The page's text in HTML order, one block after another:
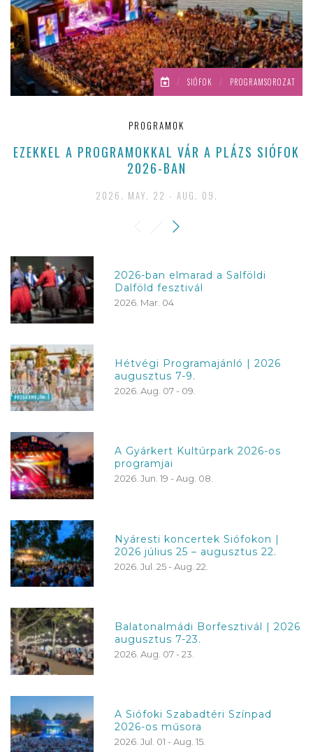
/ SIÓFOK / PROGRAMSOROZAT
PROGRAMOK
EZEKKEL A PROGRAMOKKAL VÁR A PLÁZS SIÓFOK
2026-BAN
2026. MAY. 22 - AUG. 09.
2026-ban elmarad a Salföldi
Dalföld fesztivál
2026. Mar. 04
Hétvégi Programajánló | 2026
augusztus 7-9.
2026. Aug. 07 - 09.
A Gyárkert Kultúrpark 2026-os
programjai
2026. Jun. 19 - Aug. 08.
Nyáresti koncertek Siófokon |
2026 július 25 – augusztus 22.
2026. Jul. 25 - Aug. 22.
Balatonalmádi Borfesztivál | 2026
augusztus 7-23.
2026. Aug. 07 - 23.
A Siófoki Szabadtéri Színpad
2026-os műsora
2026. Jul. 01 - Aug. 15.